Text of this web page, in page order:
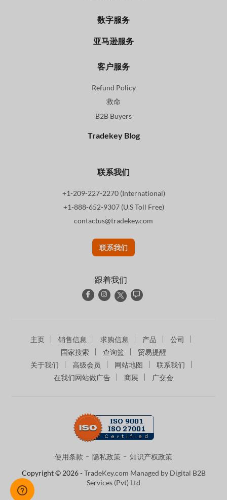
数字服务
亚马逊服务
客户服务
Refund Policy
救命
B2B Buyers
Tradekey Blog
联系我们
+1-209-227-2270 (International)
+1-888-652-9307 (U.S Toll Free)
contactus@tradekey.com
联系我们
跟着我们
主页 销售信息 求购信息 产品
公司
国家搜索
查询篮
贸易提醒
关于我们
高级会员 网站地图
联系我们
在我们网站做广告
商展 广交会
使用条款 隐私政策
知识产权政策
Copyright © 2026 -TradeKey.com Managed by Digital B2B
Services (Pvt) Ltd